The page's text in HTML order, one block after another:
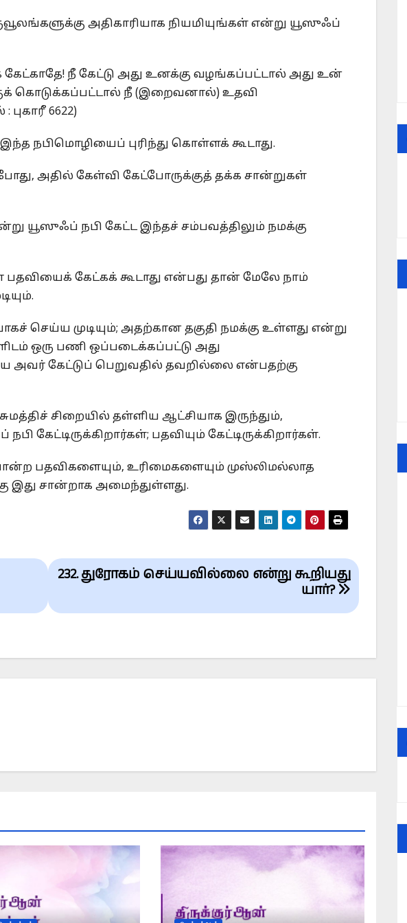
அதிகாரியாக நியமியுங்கள் என்று யூஸுஃப்
நீ கேட்டு அது உனக்கு வழங்கப்பட்டால் அது உன்
கொடுக்கப்பட்டால் நீ (இறைவனால்) உதவி
6622)
நபிமொழியைப் புரிந்து கொள்ளக் கூடாது.
அதில் கேள்வி கேட்போருக்குத் தக்க சான்றுகள்
யூஸுஃப் நபி கேட்ட இந்தச் சம்பவத்திலும் நமக்கு
கேட்கக் கூடாது என்பது தான் மேலே நாம்
செய்ய முடியும்; அதற்கான தகுதி நமக்கு உள்ளது என்று
ஒரு பணி ஒப்படைக்கப்பட்டு அது
கேட்டுப் பெறுவதில் தவறில்லை என்பதற்கு
சிறையில் தள்ளிய ஆட்சியாக இருந்தும்,
கேட்டிருக்கிறார்கள்; பதவியும் கேட்டிருக்கிறார்கள்.
பதவிகளையும், உரிமைகளையும் முஸ்லிமல்லாத
இது சான்றாக அமைந்துள்ளது.
232. துரோகம் செய்யவில்லை என்று கூறியது
யார்?